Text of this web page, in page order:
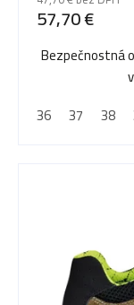
57,70 €
Bezpečnostná
36
37 38